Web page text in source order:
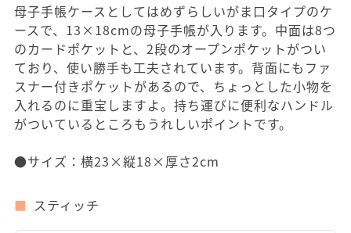
母子手帳ケースとしてはめずらしいがま口タイプのケ
ースで、13×18cmの母子手帳が入ります。中面は8つ
のカードポケットと、2段のオープンポケットがつい
ており、使い勝手も工夫されています。背面にもファ
スナー付きポケットがあるので、ちょっとした小物を
入れるのに重宝しますよ。持ち運びに便利なハンドル
がついているところもうれしいポイントです。
●サイズ：横23×縦18×厚さ2cm
スティッチ